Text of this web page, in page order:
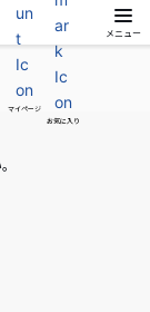
マイページ
お気に入り
メニュー